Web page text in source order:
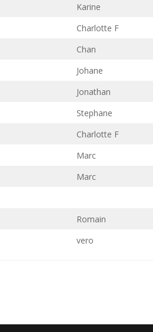
Karine
Charlotte F
Chan
Johane
Jonathan
Stephane
Charlotte F
Marc
Marc
Romain
vero